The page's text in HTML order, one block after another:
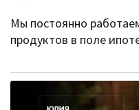
Мы постоянно
продуктов в поле